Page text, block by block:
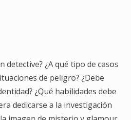
detective? ¿A qué tipo de casos
de peligro? ¿Debe
¿Qué habilidades debe
dedicarse a la investigación